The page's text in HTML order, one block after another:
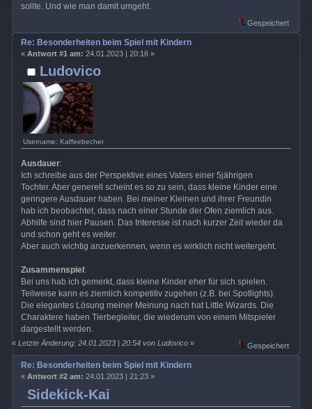
sollte. Und wie man damit umgeht.
Gespeichert
Ludovico
Username: Kaffeebecher
Re: Besonderheiten beim Spiel mit Kindern
« Antwort #1 am: 24.01.2023 | 20:16 »
Ausdauer:
Ich schreibe aus der Perspektive eines Vaters einer 5jährigen
Tochter. Aber generell scheint es so zu sein, dass kleine Kinder eine
geringere Ausdauer haben. Bei meiner Kleinen und ihrer Freundin
hab ich beobachtet, dass nach einer Stunde der Ofen ziemlich aus.
Abhilfe sind hier Pausen. Das Interesse ist nach kurzer Zeit wieder da
und schon geht es weiter.
Aber auch wichtig anzuerkennen, wenn es wirklich nicht weitergeht.
Zusammenspiel :
Bei uns hab ich gemerkt, dass kleine Kinder eher für sich spielen.
Teilweise kann es ziemlich kompetitiv zugehen (z.B. bei Spotlights).
Die elegantes Lösung meiner Meinung nach hat Little Wizards. Die
Charaktere haben Tierbegleiter, die wiederum von einem Mitspieler
dargestellt werden.
«Letzte Änderung: 24.01.2023 | 20:54 von Ludovico » Gespeichert
Sidekick-Kai
Re: Besonderheiten beim Spiel mit Kindern
« Antwort #2 am: 24.01.2023 | 21:23 »